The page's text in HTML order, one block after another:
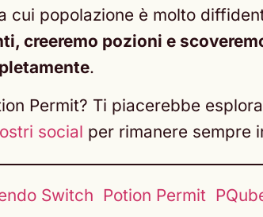
cui popolazione è molto
creeremo pozioni e
.
Permit? Ti piacerebbe
social per rimanere sempre
Switch Potion Permit